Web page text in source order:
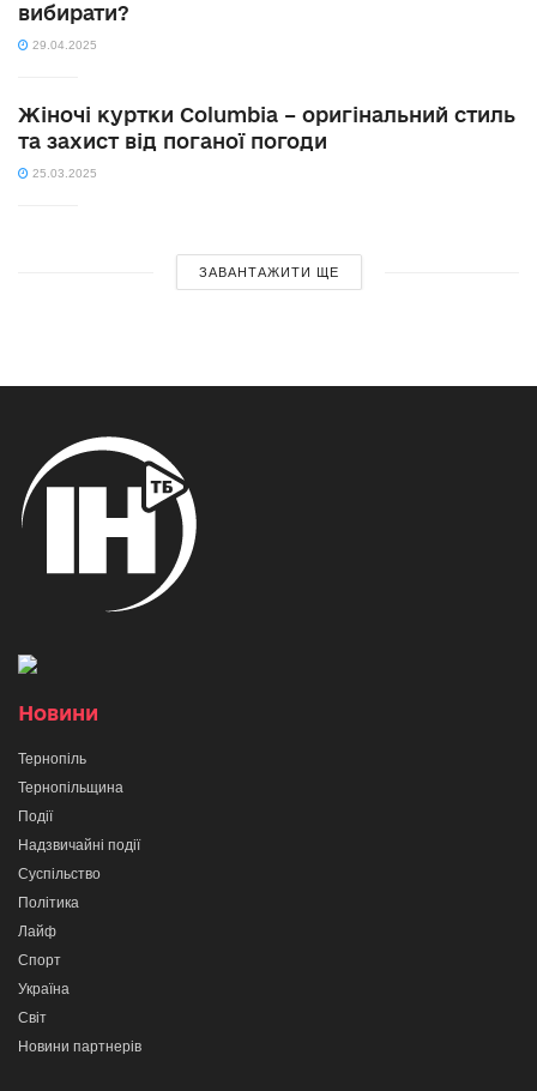
вибирати?
29.04.2025
Жіночі куртки Columbia – оригінальний стиль
та захист від поганої погоди
25.03.2025
ЗАВАНТАЖИТИ ЩЕ
Новини
Тернопіль
Тернопільщина
Події
Надзвичайні події
Суспільство
Політика
Лайф
Спорт
Україна
Світ
Новини партнерів